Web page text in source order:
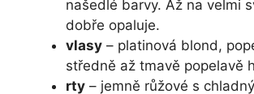
našedlé barvy. Až na velmi
dobře opaluje.
vlasy – platinová blond,
středně až tmavě popelavě
rty – jemně růžové s